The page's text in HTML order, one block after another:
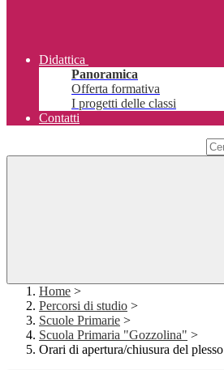
Didattica
Panoramica
Offerta formativa
I progetti delle classi
Contatti
Home >
Percorsi di studio >
Scuole Primarie >
Scuola Primaria "Gozzolina" >
Orari di apertura/chiusura del plesso